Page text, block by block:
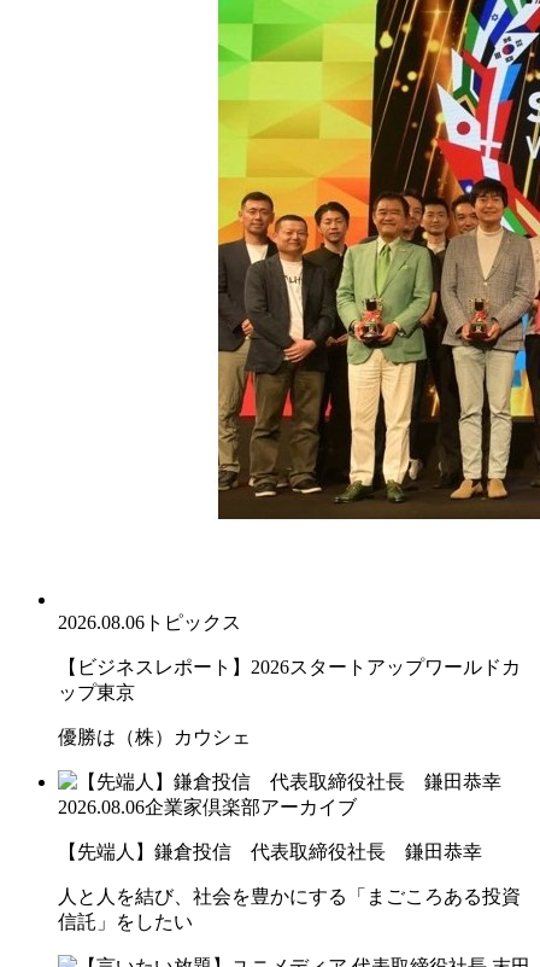
2026.08.06 トピックス
【ビジネスレポート】2026スタートアップワールドカ
ップ東京
優勝は（株）カウシェ
2026.08.06企業家倶楽部アーカイブ
【先端人】鎌倉投信 代表取締役社長 鎌田恭幸
人と人を結び、社会を豊かにする「まごころある投資
信託」をしたい